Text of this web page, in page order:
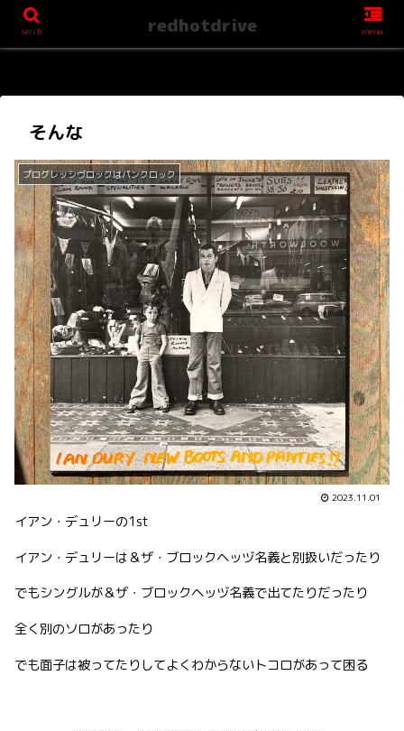
そんな
プログレッシヴロックはパンクロック
2023.11.01
イアン・デュリーの1st
イアン・デュリーは＆ザ・ブロックヘッヅ名義と別扱いだったり
でもシングルが＆ザ・ブロックヘッヅ名義で出てたりだったり
全く別のソロがあったり
でも面子は被ってたりしてよくわからないトコロがあって困る
serch redhotdrive menu